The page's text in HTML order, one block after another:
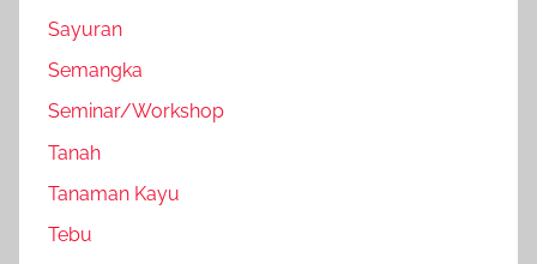
Sayuran
Semangka
Seminar/Workshop
Tanah
Tanaman Kayu
Tebu